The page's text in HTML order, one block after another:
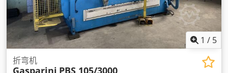
1 / 5
折弯机